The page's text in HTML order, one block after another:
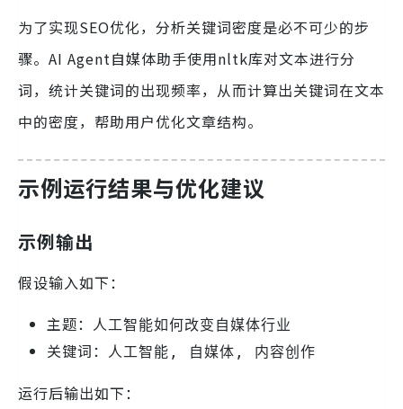
为了实现SEO优化，分析关键词密度是必不可少的步
骤。AI Agent自媒体助手使用nltk库对文本进行分
词，统计关键词的出现频率，从而计算出关键词在文本
中的密度，帮助用户优化文章结构。
示例运行结果与优化建议
示例输出
假设输入如下：
主题：
人工智能如何改变自媒体行业
关键词： 人工智能, 自媒体, 内容创作
运行后输出如下：